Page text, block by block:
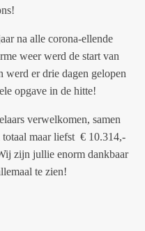
na alle corona-ellende
weer werd de start van
werd er drie dagen gelopen
opgave in de hitte!
verwelkomen, samen
maar liefst € 10.314,-
zijn jullie enorm dankbaar
te zien!